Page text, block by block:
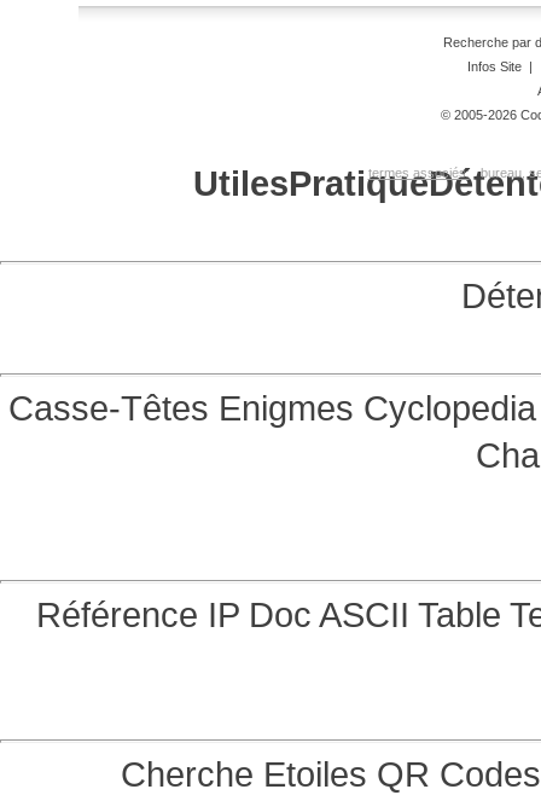
Recherche par
Infos Site|
© 2005-2026
termes associés: bureau,
UtilesPratique
Casse-Têtes Enigmes
Référence IP Doc ASCII Table
Cherche Etoiles QR Codes